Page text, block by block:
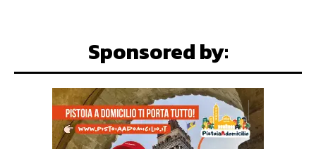
Sponsored by: